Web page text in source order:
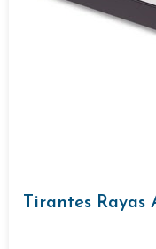
Tirantes Rayas